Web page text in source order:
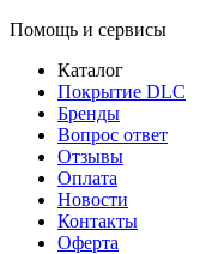
Помощь и сервисы
Каталог
Покрытие DLC
Бренды
Вопрос ответ
Отзывы
Оплата
Новости
Контакты
Оферта